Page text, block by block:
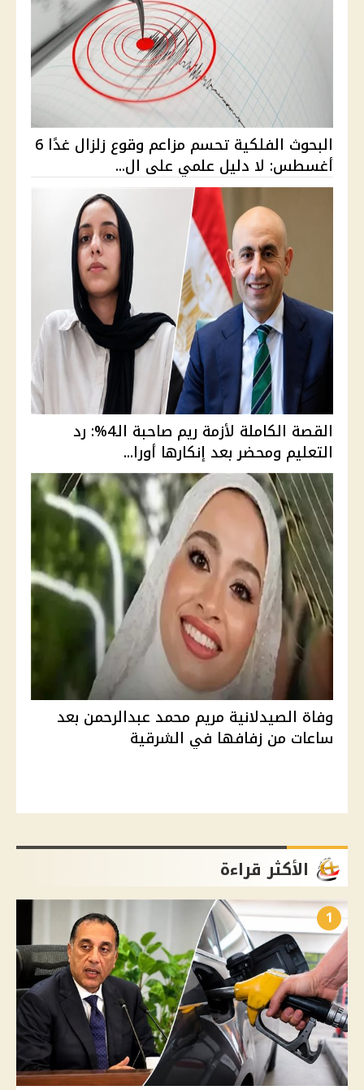
البحوث الفلكية تحسم مزاعم وقوع زلزال غدًا 6
أغسطس: لا دليل علمي على ال...
القصة الكاملة لأزمة ريم صاحبة الـ4%: رد
التعليم ومحضر بعد إنكارها أورا...
وفاة الصيدلانية مريم محمد عبدالرحمن بعد
ساعات من زفافها في الشرقية
الأكثر قراءة
1